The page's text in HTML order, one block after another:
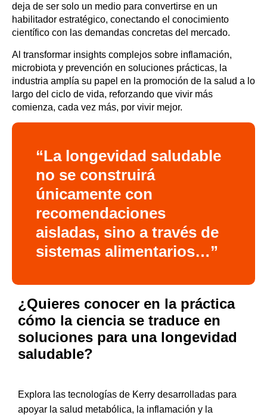
deja de ser solo un medio para convertirse en un
habilitador estratégico, conectando el conocimiento
científico con las demandas concretas del mercado.
Al transformar insights complejos sobre inflamación,
microbiota y prevención en soluciones prácticas, la
industria amplía su papel en la promoción de la salud a lo
largo del ciclo de vida, reforzando que vivir más
comienza, cada vez más, por vivir mejor.
“La longevidad saludable
no se construirá
únicamente con
recomendaciones
aisladas, sino a través de
sistemas alimentarios…”
¿Quieres conocer en la práctica
cómo la ciencia se traduce en
soluciones para una longevidad
saludable?
Explora las tecnologías de Kerry desarrolladas para
apoyar la salud metabólica, la inflamación y la